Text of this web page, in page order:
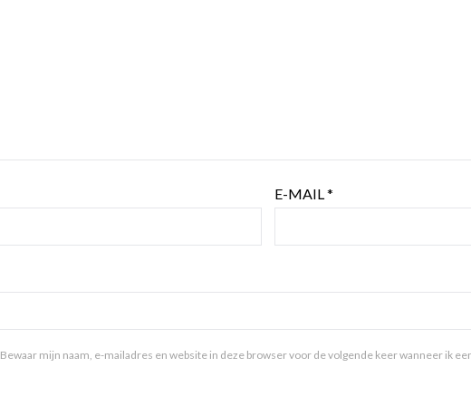
E-MAIL *
Bewaar mijn naam, e-mailadres en website in deze browser voor de volgende keer wanneer ik